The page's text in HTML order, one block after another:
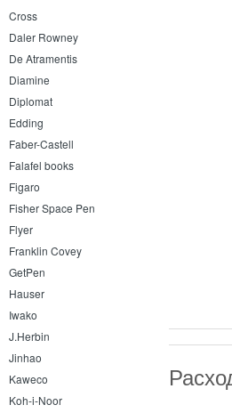
Cross
Daler Rowney
De Atramentis
Diamine
Diplomat
Edding
Faber-Castell
Falafel books
Figaro
Fisher Space Pen
Flyer
Franklin Covey
GetPen
Hauser
Iwako
J.Herbin
Jinhao
Kaweco
Koh-i-Noor